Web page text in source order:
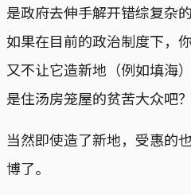
是政府去伸手解开错综复杂
如果在目前的政治制度下，
又不让它造新地（例如填海
是住汤房笼屋的贫苦大众吧？
当然即使造了新地，受惠的
博了。